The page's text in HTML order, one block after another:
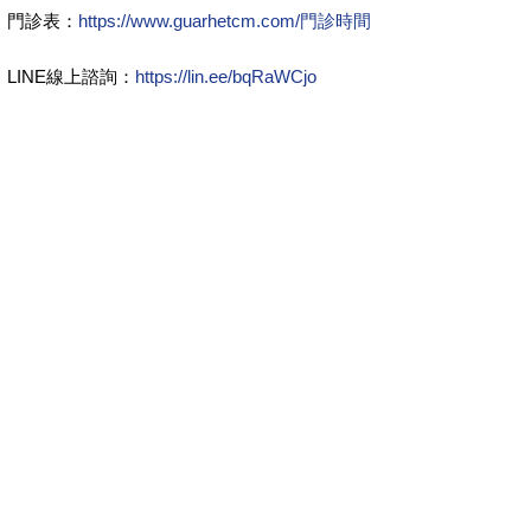
門診表： https://www.guarhetcm.com/門診時間
LINE線上諮詢： https://lin.ee/bqRaWCjo